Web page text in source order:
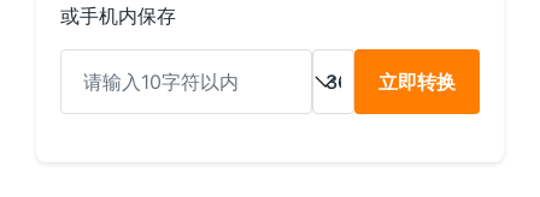
或手机内保存
立即转换